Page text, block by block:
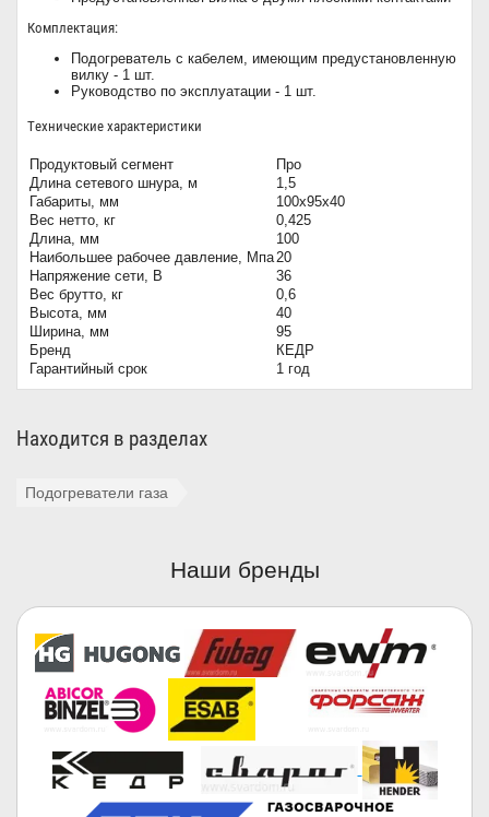
Комплектация:
Подогреватель с кабелем, имеющим предустановленную
вилку - 1 шт.
Руководство по эксплуатации - 1 шт.
Технические характеристики
Продуктовый сегмент
Про
Длина сетевого шнура, м
1,5
Габариты, мм
100x95x40
Вес нетто, кг
0,425
Длина, мм
100
Наибольшее рабочее давление, Мпа 20
Напряжение сети, В
36
Вес брутто, кг
0,6
Высота, мм
40
Ширина, мм
95
Бренд
КЕДР
Гарантийный срок
1 год
Находится в разделах
Подогреватели газа
Наши бренды